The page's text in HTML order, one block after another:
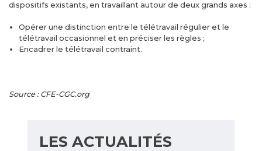
dispositifs existants, en travaillant autour de deux grands axes :
Opérer une distinction entre le télétravail régulier et le
télétravail occasionnel et en préciser les règles ;
Encadrer le télétravail contraint.
Source : CFE-CGC.org
LES ACTUALITÉS